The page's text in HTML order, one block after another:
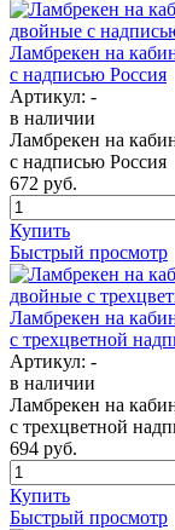
Ламбрекен на
с надписью Россия
Артикул: -
в наличии
Ламбрекен на
с надписью Россия
672 руб.
Купить
Быстрый просмотр
Ламбрекен на
с трехцветной
Артикул: -
в наличии
Ламбрекен на
с трехцветной
694 руб.
Купить
Быстрый просмотр